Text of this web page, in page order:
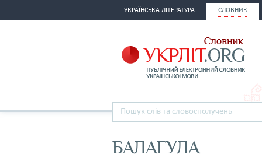
УКРАЇНСЬКА ЛІТЕРАТУРА СЛОВНИК
БАЛАГУЛА